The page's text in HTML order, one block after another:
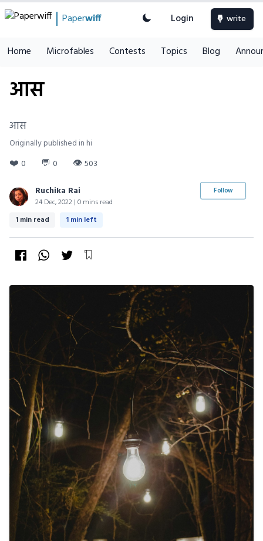
Paperwiff Login write
Home Microfables Contests Topics Blog
आस
आस
Originally published in hi
❤️ 0 💬 0 👁503
Ruchika Rai
24 Dec, 2022 | 0 mins read
Follow
1 min read 1 min left